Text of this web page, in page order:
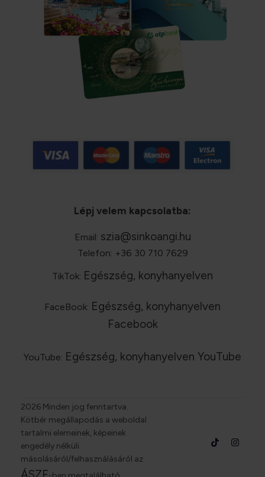
Lépj velem kapcsolatba:
Email: szia@sinkoangi.hu
Telefon: +36 30 710 7629
TikTok: Egészség, konyhanyelven
FaceBook: Egészség, konyhanyelven
Facebook
YouTube: Egészség, konyhanyelven YouTube
2026 Minden jog fenntartva.
Kötbér megállapodás a weboldal
tartalmi elemeinek, képeinek
engedély nélküli
másolásáról/felhasználásáról az